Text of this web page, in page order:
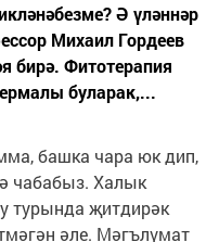
Ә үләннәр
Михаил Гордеев
бирә. Фитотерапия
буларак,...
башка чара юк дип,
чабабыз. Халык
турында җитдирәк
әле. Мәгълүмат